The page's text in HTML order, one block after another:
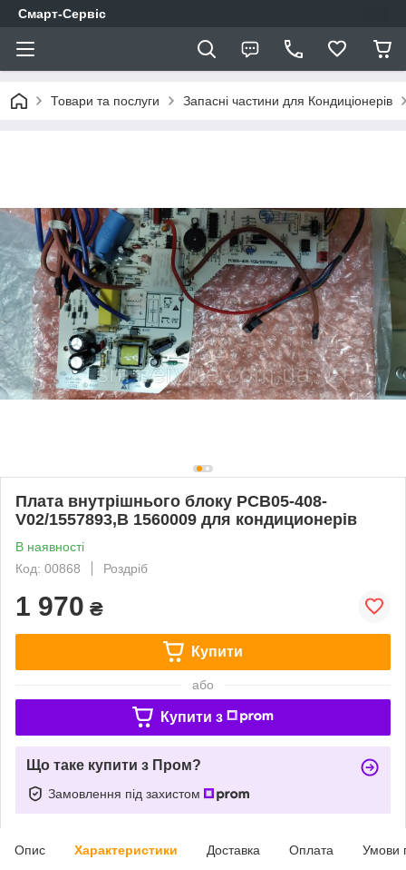
Смарт-Сервіс
Товари та послуги Запасні частини для Кондиціонерів
Плата внутрішнього блоку PCB05-408-
V02/1557893,B 1560009 для кондиционерів
В наявності
Код: 00868
Роздріб
1 970 ₴
Купити
або
Купити з
Що таке купити з Пром?
Замовлення під захистом
Опис Характеристики Доставка Оплата Умови